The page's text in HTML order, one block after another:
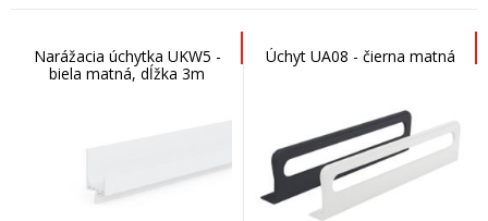
Narážacia úchytka UKW5 -
biela matná, dĺžka 3m
Úchyt UA08 - čierna matná